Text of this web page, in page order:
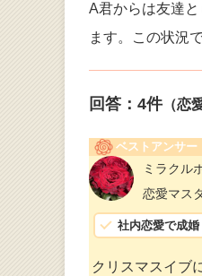
A君からは友達
ます。この状況
回答： 4件（恋
ベストアンサー
ミラクル
恋愛マス
社内恋愛で成婚
クリスマスイブ